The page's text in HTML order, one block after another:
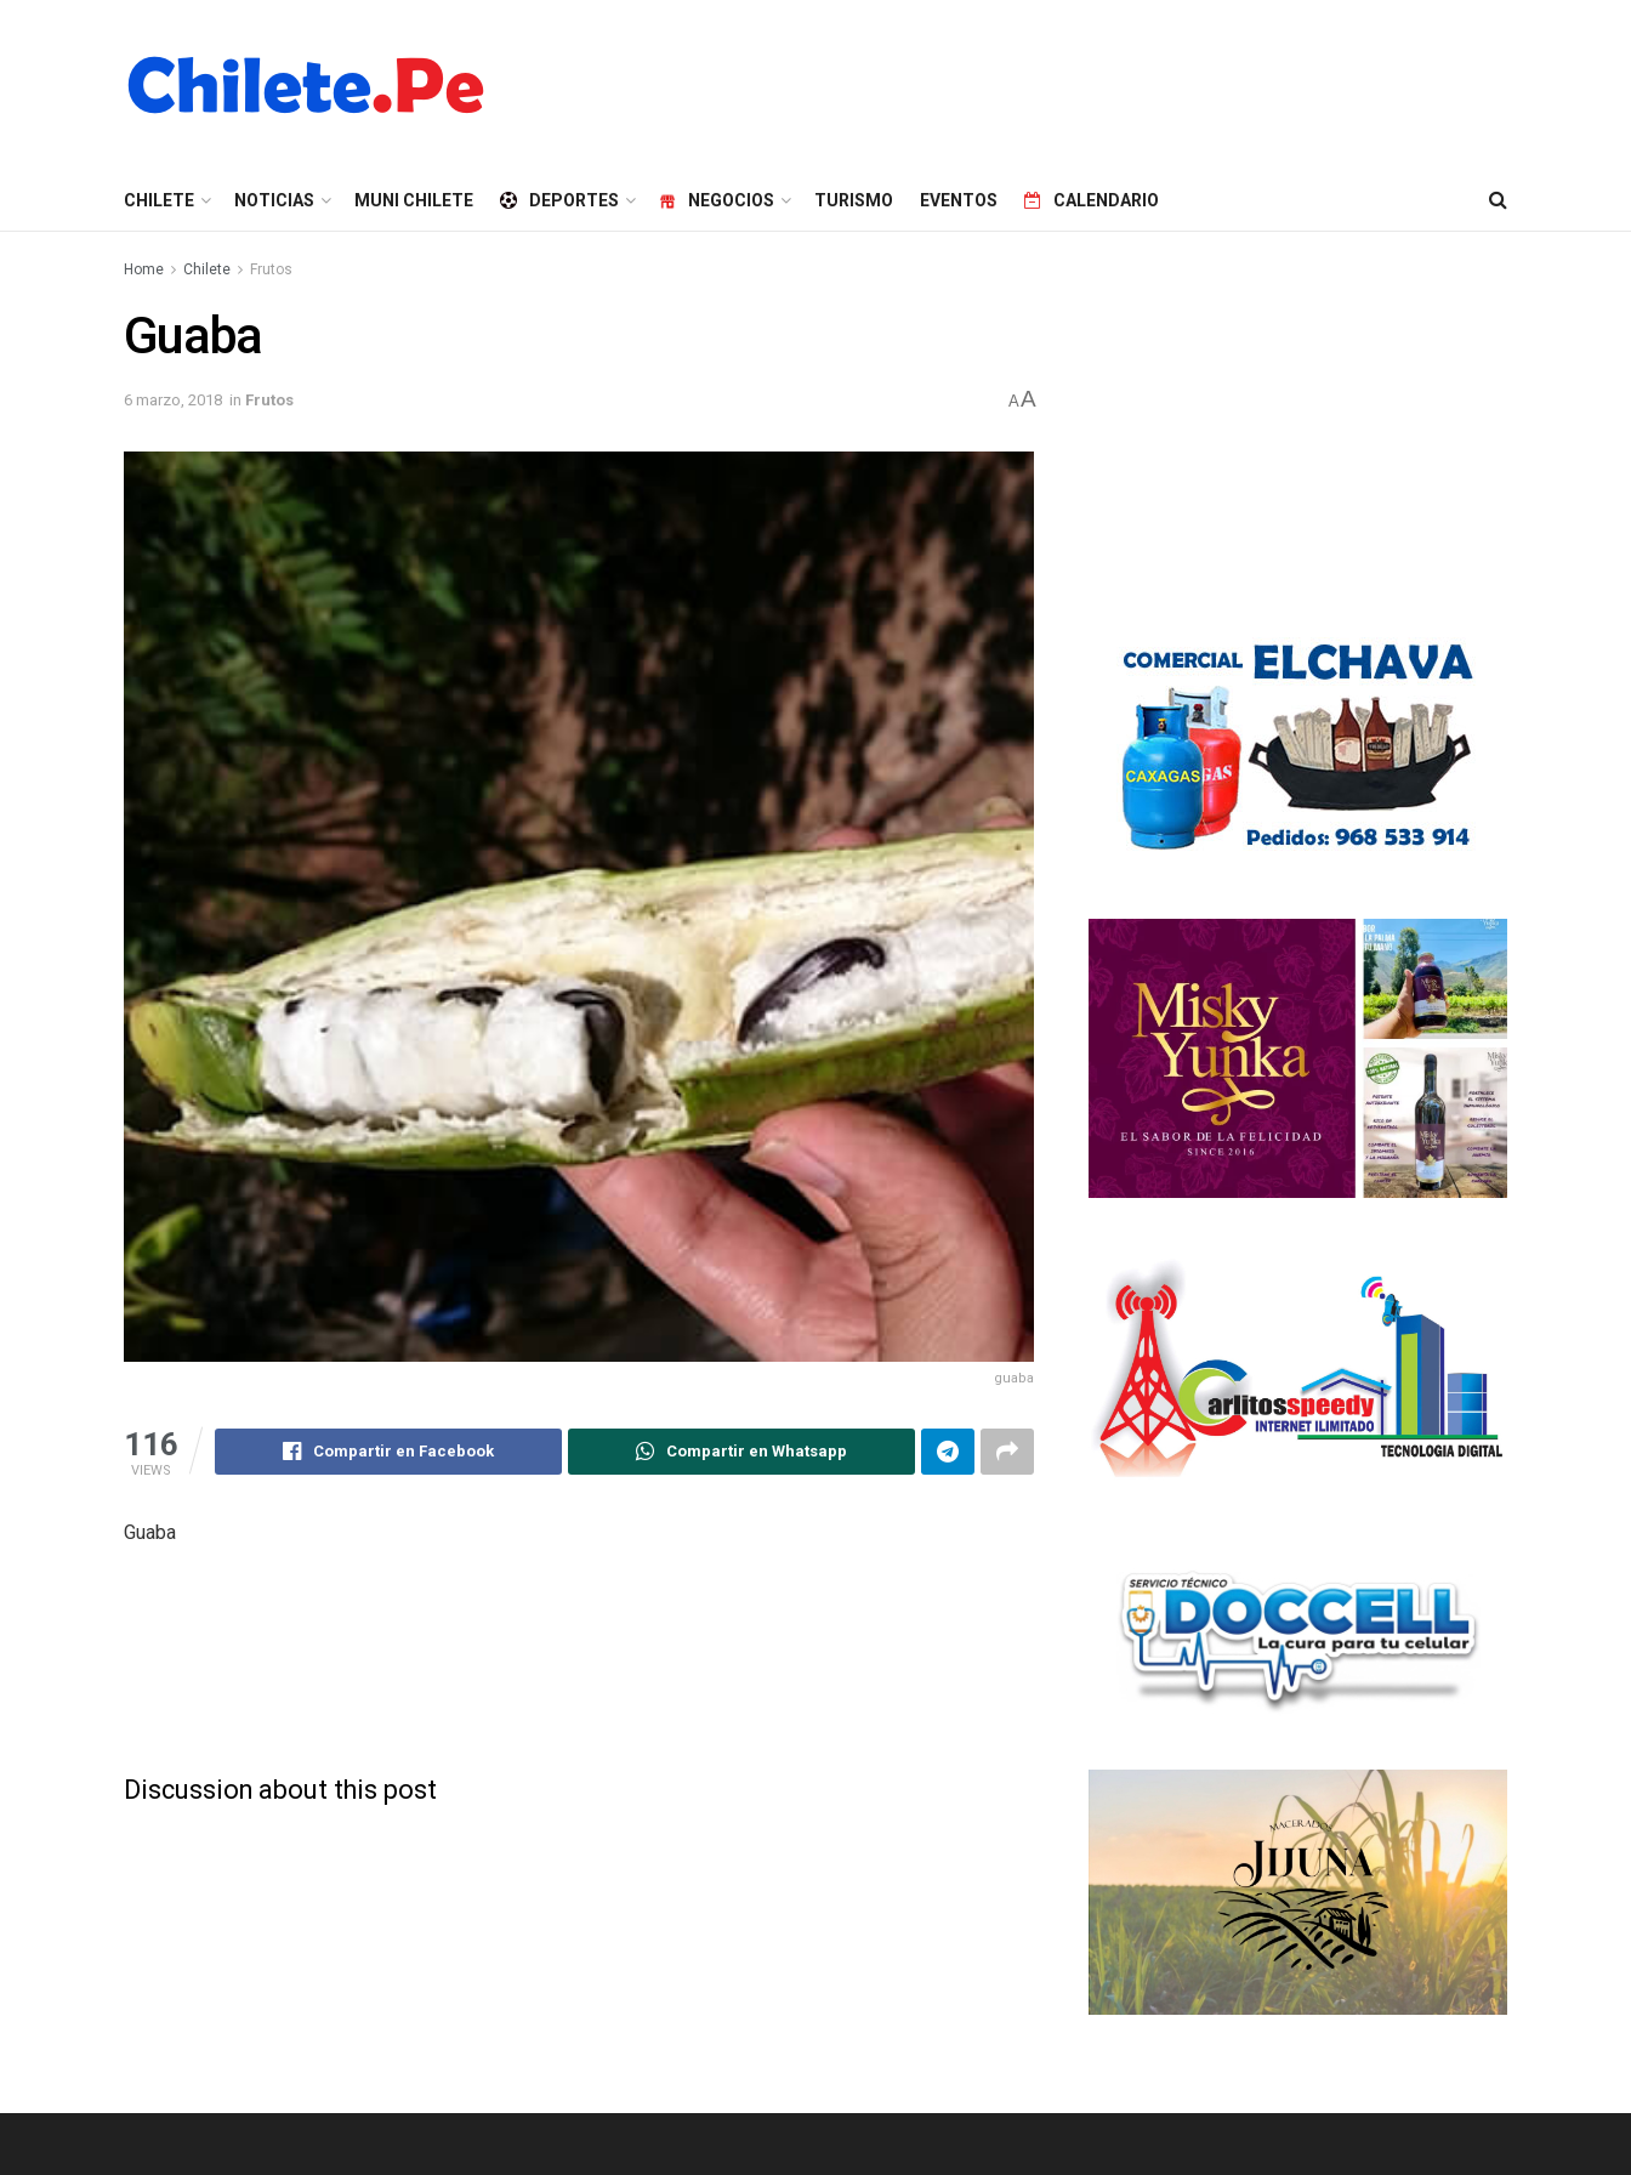
CHILETE NOTICIAS MUNI CHILETE DEPORTES NEGOCIOS TURISMO EVENTOS CALENDARIO
Home Chilete Frutos
Guaba
6 marzo, 2018 in Frutos AA
guaba
116
VIEWS
Compartir en Facebook Compartir en Whatsapp
Guaba
Discussion about this post